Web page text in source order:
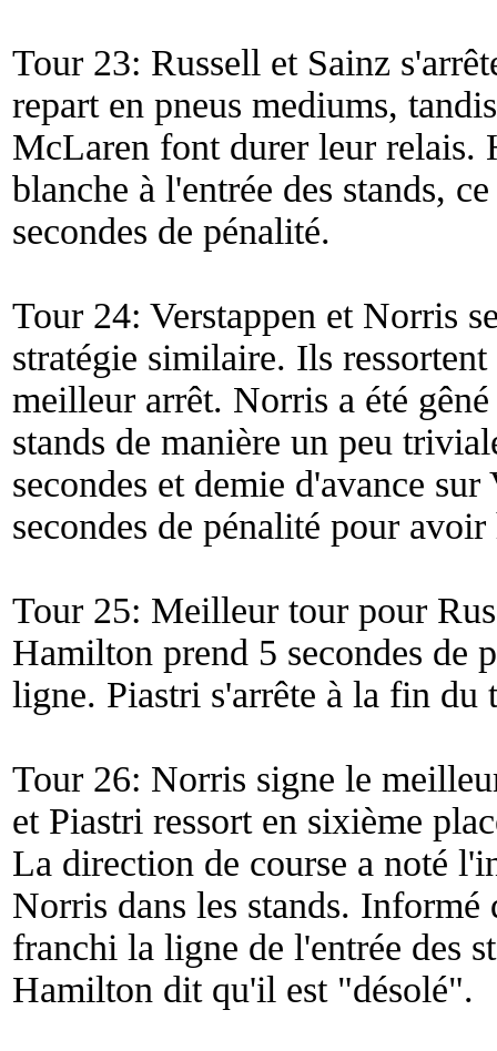
Tour 23: Russell et Sainz
repart en pneus mediums,
McLaren font durer leur relais.
blanche à l'entrée des stands,
secondes de pénalité.
Tour 24: Verstappen et Norris
stratégie similaire. Ils
meilleur arrêt. Norris a été
stands de manière un peu
secondes et demie d'avance
secondes de pénalité pour
Tour 25: Meilleur tour pour
Hamilton prend 5 secondes de
ligne. Piastri s'arrête à la fin du
Tour 26: Norris signe le
et Piastri ressort en sixième
La direction de course a noté
Norris dans les stands.
franchi la ligne de l'entrée des
Hamilton dit qu'il est "désolé".